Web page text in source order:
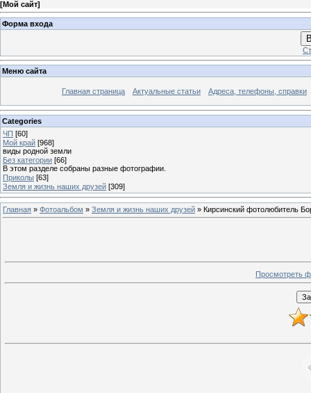
[Мой сайт]
Форма входа
Меню сайта
Главная страница Актуальные статьи Адреса, телефоны, справки
Categories
ЧП [60]
Мой край [968]
виды родной земли
Без категории [66]
В этом разделе собраны разные фотографии.
Приколы [63]
Земля и жизнь наших друзей [309]
Главная » Фотоальбом » Земля и жизнь наших друзей » Кирсинский фотолюбитель
Просмотреть